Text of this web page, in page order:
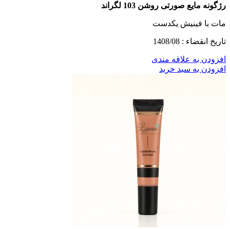
رژگونه مایع صورتی روشن 103 لگراند
مات با فینیش یکدست
تاریخ انقضاء : 1408/08
افزودن به علاقه مندی
افزودن به سبد خرید